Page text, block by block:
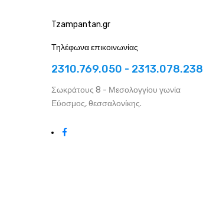
Tzampantan.gr
Τηλέφωνα επικοινωνίας
2310.769.050 - 2313.078.238
Σωκράτους 8 - Μεσολογγίου γωνία
Εύοσμος, θεσσαλονίκης.